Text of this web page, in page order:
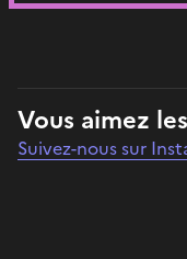
Vous aimez
Suivez-nous sur